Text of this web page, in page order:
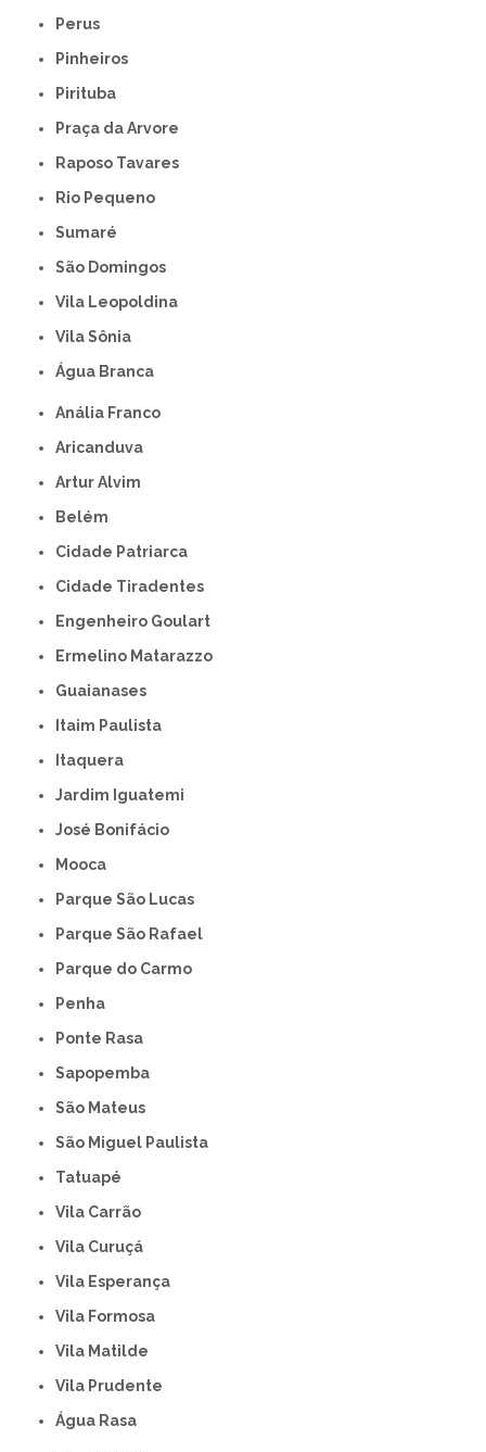
Perus
Pinheiros
Pirituba
Praça da Arvore
Raposo Tavares
Rio Pequeno
Sumaré
São Domingos
Vila Leopoldina
Vila Sônia
Água Branca
Anália Franco
Aricanduva
Artur Alvim
Belém
Cidade Patriarca
Cidade Tiradentes
Engenheiro Goulart
Ermelino Matarazzo
Guaianases
Itaim Paulista
Itaquera
Jardim Iguatemi
José Bonifácio
Mooca
Parque São Lucas
Parque São Rafael
Parque do Carmo
Penha
Ponte Rasa
Sapopemba
São Mateus
São Miguel Paulista
Tatuapé
Vila Carrão
Vila Curuçá
Vila Esperança
Vila Formosa
Vila Matilde
Vila Prudente
Água Rasa